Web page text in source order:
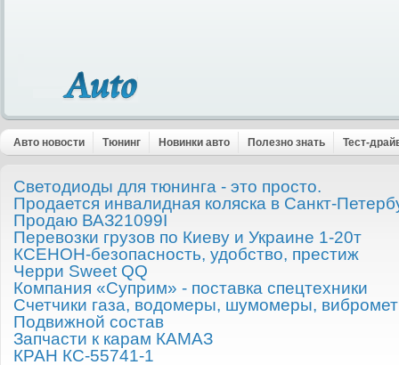
Авто новости Тюнинг Новинки авто Полезно знать Тест-
Светодиоды для тюнинга - это просто.
Продается инвалидная коляска в Санкт-
Продаю ВАЗ21099I
Перевозки грузов по Киеву и Украине 1-20т
КСЕНОН-безопасность, удобство, престиж
Черри Sweet QQ
Компания «Суприм» - поставка спецтехники
Счетчики газа, водомеры, шумомеры,
Подвижной состав
Запчасти к карам КАМАЗ
КРАН КС-55741-1